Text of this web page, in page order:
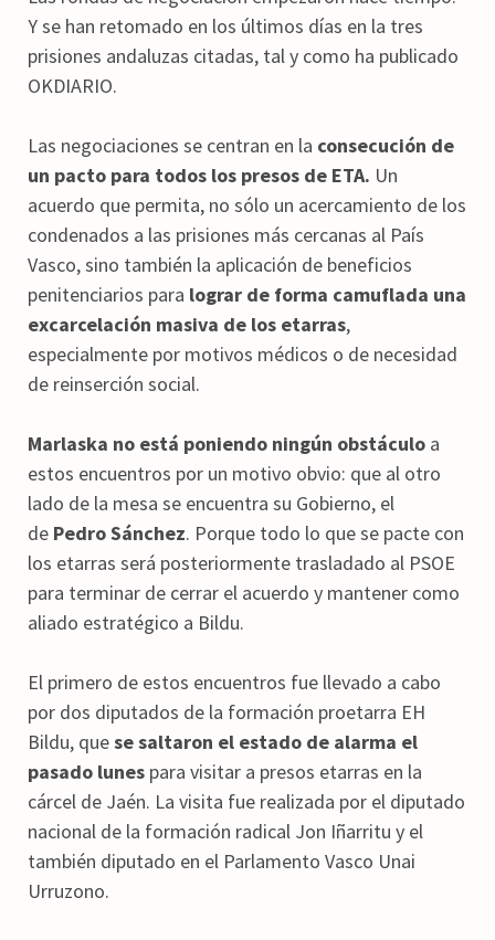
Y se han retomado en los últimos días en la tres
prisiones andaluzas citadas, tal y como ha publicado
OKDIARIO.
Las negociaciones se centran en la consecución de
un pacto para todos los presos de ETA. Un
acuerdo que permita, no sólo un acercamiento de los
condenados a las prisiones más cercanas al País
Vasco, sino también la aplicación de beneficios
penitenciarios para lograr de forma camuflada una
excarcelación masiva de los etarras,
especialmente por motivos médicos o de necesidad
de reinserción social.
Marlaska no está poniendo ningún obstáculo a
estos encuentros por un motivo obvio: que al otro
lado de la mesa se encuentra su Gobierno, el
de Pedro Sánchez. Porque todo lo que se pacte con
los etarras será posteriormente trasladado al PSOE
para terminar de cerrar el acuerdo y mantener como
aliado estratégico a Bildu.
El primero de estos encuentros fue llevado a cabo
por dos diputados de la formación proetarra EH
Bildu, quese saltaron el estado de alarma el
pasado lunes para visitar a presos etarras en la
cárcel de Jaén. La visita fue realizada por el diputado
nacional de la formación radical Jon Iñarritu y el
también diputado en el Parlamento Vasco Unai
Urruzono.